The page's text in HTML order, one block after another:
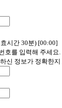
시간 30분) [00:00]
호를 입력해 주세요.
신 정보가 정확한지